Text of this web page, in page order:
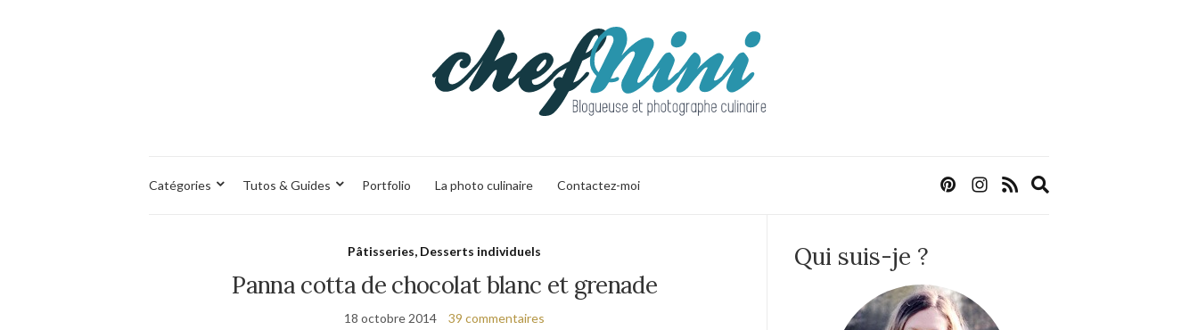
Catégories Tutos & Guides Portfolio La photo culinaire Contactez-moi
Pâtisseries, Desserts individuels
Panna cotta de chocolat blanc et grenade
18 octobre 2014 39 commentaires
Qui suis-je ?